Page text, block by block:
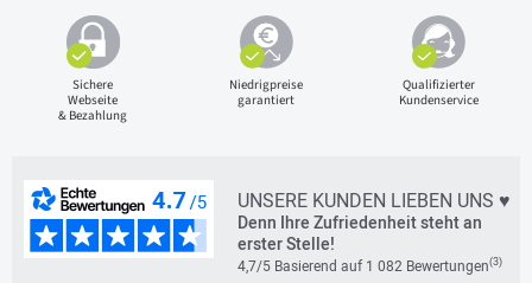
Sichere
Webseite
& Bezahlung
Niedrigpreise
garantiert
Qualifizierter
Kundenservice
UNSERE KUNDEN LIEBEN UNS ♥
Denn Ihre Zufriedenheit steht an
erster Stelle!
4,7/5 Basierend auf 1 082 Bewertungen(3)